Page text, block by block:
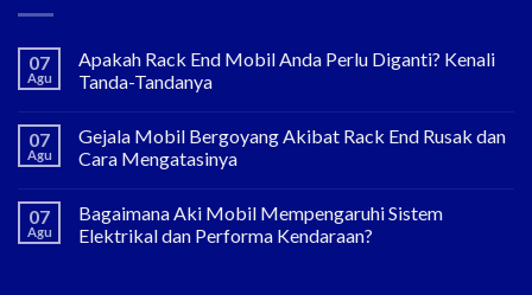
07
Agu
Apakah Rack End Mobil Anda Perlu Diganti? Kenali
Tanda-Tandanya
07
Agu
Gejala Mobil Bergoyang Akibat Rack End Rusak dan
Cara Mengatasinya
07
Agu
Bagaimana Aki Mobil Mempengaruhi Sistem
Elektrikal dan Performa Kendaraan?